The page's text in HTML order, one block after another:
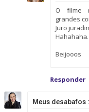
O filme
grandes
Juro
Hahahaha.
Beijooos
Responder
Meus desabafos